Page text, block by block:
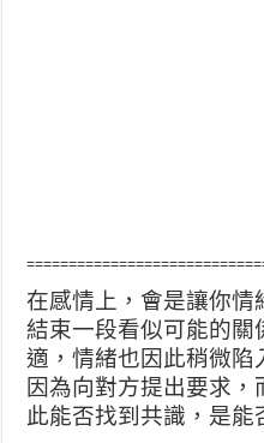
在感情上，會是讓你情
結束一段看似可能的關
適，情緒也因此稍微陷
因為向對方提出要求
此能否找到共識，是能